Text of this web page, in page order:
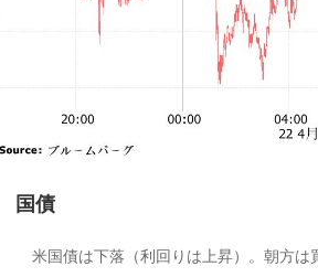
国債
米国債は下落（利回りは上昇）。朝方は